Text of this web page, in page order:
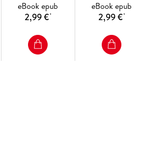
*** Leidenschaft in Kalifornien ***
eBook epub
2,99 €*
eBook epub
2,99 €*